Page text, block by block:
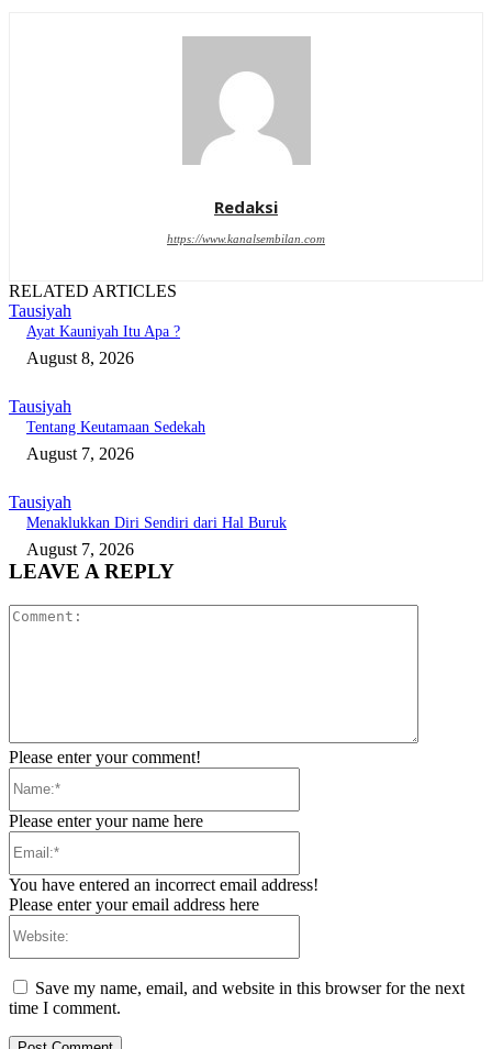
Redaksi
https://www.kanalsembilan.com
RELATED ARTICLES
Tausiyah
Ayat Kauniyah Itu Apa ?
August 8, 2026
Tausiyah
Tentang Keutamaan Sedekah
August 7, 2026
Tausiyah
Menaklukkan Diri Sendiri dari Hal Buruk
August 7, 2026
LEAVE A REPLY
Please enter your comment!
Please enter your name here
You have entered an incorrect email address!
Please enter your email address here
Save my name, email, and website in this browser for the next
time I comment.